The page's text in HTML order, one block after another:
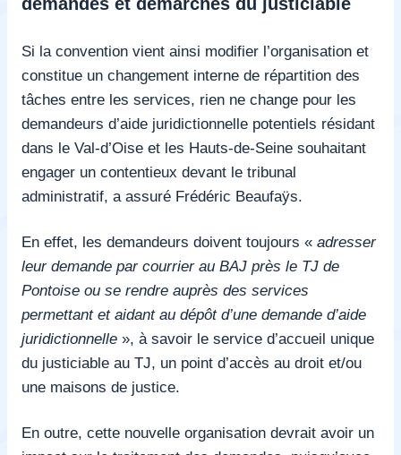
Si la convention vient ainsi modifier l’organisation et
constitue un changement interne de répartition des
tâches entre les services, rien ne change pour les
demandeurs d’aide juridictionnelle potentiels résidant
dans le Val-d’Oise et les Hauts-de-Seine souhaitant
engager un contentieux devant le tribunal
administratif, a assuré Frédéric Beaufaÿs.
En effet, les demandeurs doivent toujours « adresser
leur demande par courrier au BAJ près le TJ de
Pontoise ou se rendre auprès des services
permettant et aidant au dépôt d’une demande d’aide
juridictionnelle », à savoir le service d’accueil unique
du justiciable au TJ, un point d’accès au droit et/ou
une maisons de justice.
En outre, cette nouvelle organisation devrait avoir un